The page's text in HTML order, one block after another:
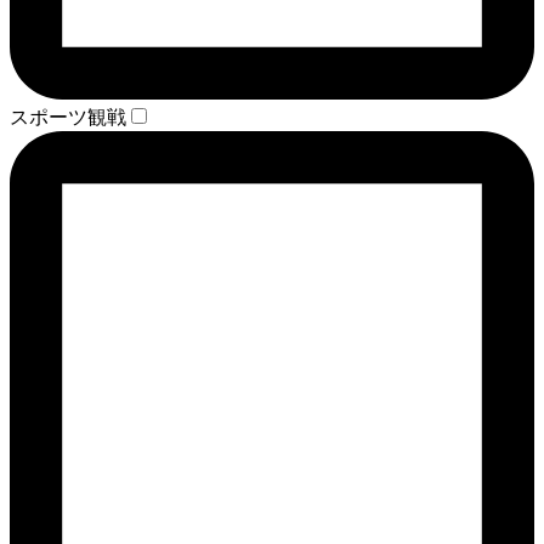
スポーツ観戦